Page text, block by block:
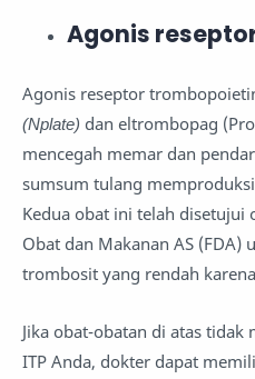
Agonis
Agonis reseptor
(Nplate) dan eltrombopag
mencegah memar dan
sumsum tulang
Kedua obat ini telah disetujui
Obat dan Makanan AS
trombosit yang rendah
Jika obat-obatan di atas tidak
ITP Anda, dokter dapat